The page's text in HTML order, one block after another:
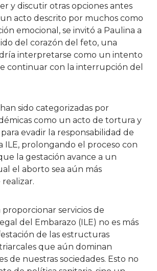
y discutir otras opciones antes
acto descrito por muchos como
emocional, se invitó a Paulina a
del corazón del feto, una
interpretarse como un intento
continuar con la interrupción del
sido categorizadas por
como un acto de tortura y
evadir la responsabilidad de
ILE, prolongando el proceso con
la gestación avance a un
el aborto sea aún más
proporcionar servicios de
del Embarazo (ILE) no es más
de las estructuras
que aún dominan
de nuestras sociedades. Esto no